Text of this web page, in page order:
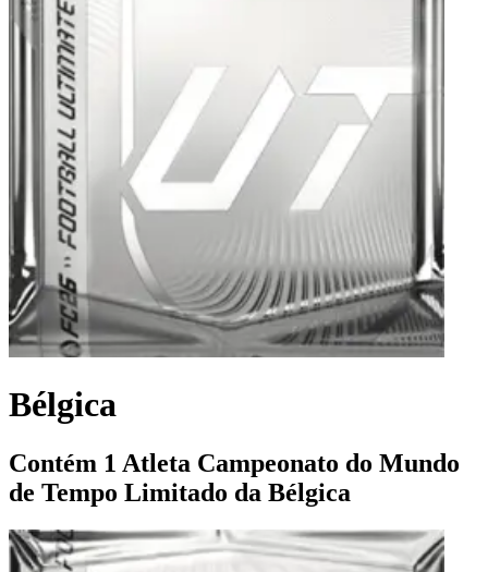
Bélgica
Contém 1 Atleta Campeonato do Mundo
de Tempo Limitado da Bélgica